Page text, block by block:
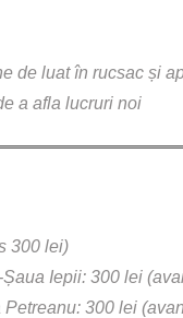
de luat în rucsac și
a afla lucruri noi
300 lei)
Iepii: 300 lei
300 lei